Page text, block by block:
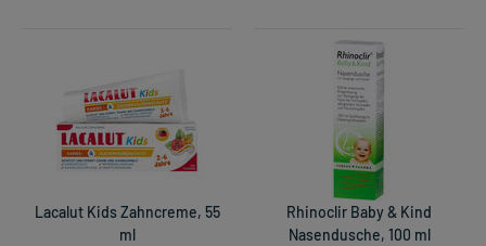
Lacalut Kids Zahncreme, 55
ml
Rhinoclir Baby & Kind
Nasendusche, 100 ml